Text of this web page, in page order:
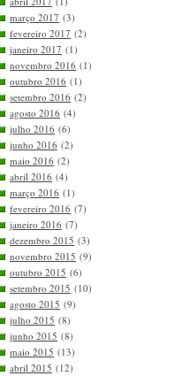
março 2017 (3)
fevereiro 2017 (2)
janeiro 2017 (1)
novembro 2016 (1)
outubro 2016 (1)
setembro 2016 (2)
agosto 2016 (4)
julho 2016 (6)
junho 2016 (2)
maio 2016 (2)
abril 2016 (4)
março 2016 (1)
fevereiro 2016 (7)
janeiro 2016 (7)
dezembro 2015 (3)
novembro 2015 (9)
outubro 2015 (6)
setembro 2015 (10)
agosto 2015 (9)
julho 2015 (8)
junho 2015 (8)
maio 2015 (13)
abril 2015 (12)